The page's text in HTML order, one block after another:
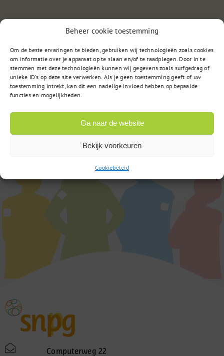
Beheer cookie toestemming
Om de beste ervaringen te bieden, gebruiken wij technologieën zoals cookies
om informatie over je apparaat op te slaan en/of te raadplegen. Door in te
stemmen met deze technologieën kunnen wij gegevens zoals surfgedrag of
unieke ID's op deze site verwerken. Als je geen toestemming geeft of uw
toestemming intrekt, kan dit een nadelige invloed hebben op bepaalde
functies en mogelijkheden.
Ga naar de website
Bekijk voorkeuren
Cookiebeleid
085 – 02 98 705
van 9:00u tot 17:00u
of Stuur een bericht
Computerweg 22